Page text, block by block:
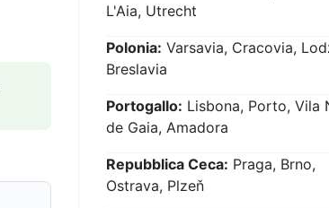
L'Aia, Utrecht
Polonia: Varsavia, Cracovia,
Breslavia
Portogallo: Lisbona, Porto, Vila
de Gaia, Amadora
Repubblica Ceca: Praga, Brno,
Ostrava, Plzeň